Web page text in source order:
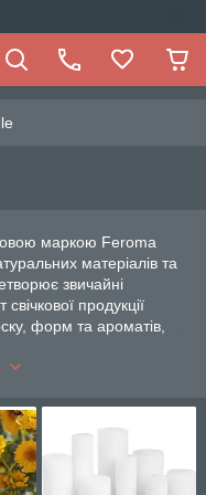
маркою Feroma
матеріалів та
звичайні
продукції
форм та ароматів,
воску, включаючи
віск. Кожна свічка
неймовірну стійкість
неповторним